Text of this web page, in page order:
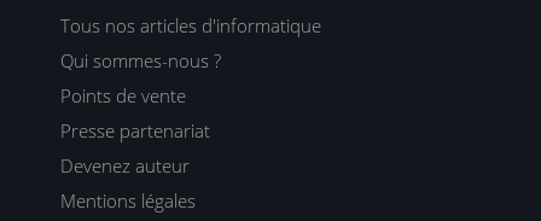
Tous nos articles d'informatique
Qui sommes-nous ?
Points de vente
Presse partenariat
Devenez auteur
Mentions légales